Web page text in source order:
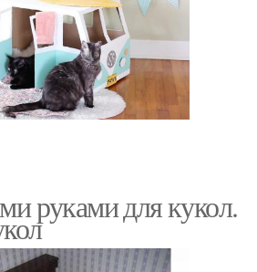
руками для кукол.